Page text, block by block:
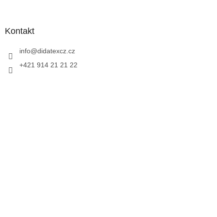
Kontakt
info@didatexcz.cz
+421 914 21 21 22